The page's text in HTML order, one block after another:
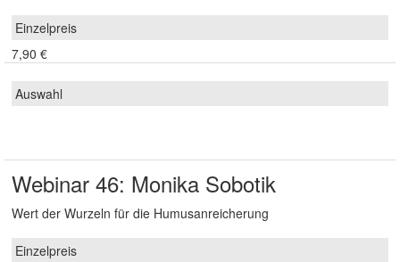
7,90 €
Webinar 46: Monika Sobotik
Wert der Wurzeln für die Humusanreicherung